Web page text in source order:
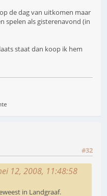
de dag van uitkomen maar
spelen als gisterenavond (in
staat dan koop ik hem
#32
12, 2008, 11:48:58
in Landgraaf.